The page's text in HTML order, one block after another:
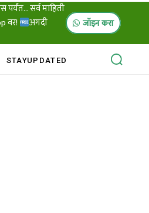
सर्व माहिती
वर!
अगदी
जॉइन करा
STAYUPDATED